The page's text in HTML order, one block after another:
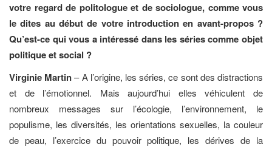
votre regard de politologue et de sociologue, comme vous
le dites au début de votre introduction en avant-propos ?
Qu’est-ce qui vous a intéressé dans les séries comme objet
politique et social ?
Virginie Martin– A l’origine, les séries, ce sont des distractions
et de l’émotionnel. Mais aujourd’hui elles véhiculent de
nombreux messages sur l’écologie, l’environnement, le
populisme, les diversités, les orientations sexuelles, la couleur
de peau, l’exercice du pouvoir politique, les dérives de la